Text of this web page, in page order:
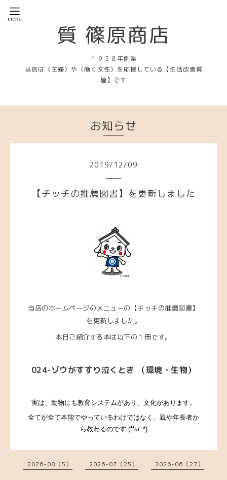
質 篠原商店
１９５８年創業
当店は〈主婦〉や〈働く女性〉を応援している【生活改善質
屋】です
お知らせ
2019/ 12/09
【チッチの推薦図書】を更新しました
当店のホームページのメニューの【チッチの推薦図書】
を更新しました。
本日ご紹介する本は以下の１冊です。
024-ゾウがすすり泣くとき （環境・生物）
実は、動物にも教育システムがあり、文化があります。
全てが全て本能でやっているわけではなく、親や年長者か
ら教わるのです (*‘ω‘ *)
2026-08（5） 2026-07（25） 2026-06（27）